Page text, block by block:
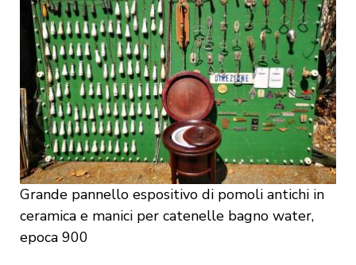
Grande pannello espositivo di pomoli antichi in
ceramica e manici per catenelle bagno water,
epoca 900